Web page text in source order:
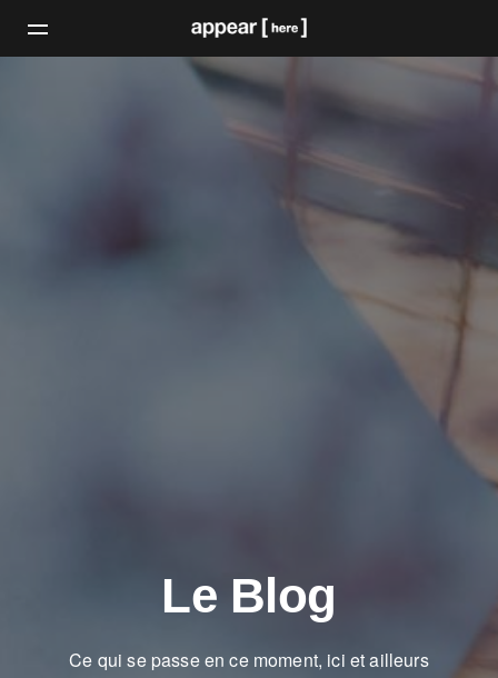
Le Blog
Ce qui se passe en ce moment, ici et ailleurs